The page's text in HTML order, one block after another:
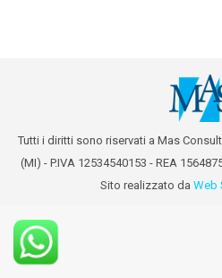
Tutti i diritti sono riservati a Mas
(MI) - P.IVA 12534540153 - REA
Sito realizzato da Web